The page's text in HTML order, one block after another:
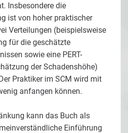
Insbesondere die
ist von hoher praktischer
Verteilungen (beispielsweise
für die geschätzte
sowie eine PERT-
der Schadenshöhe)
Praktiker im SCM wird mit
anfangen können.
kann das Buch als
Einführung